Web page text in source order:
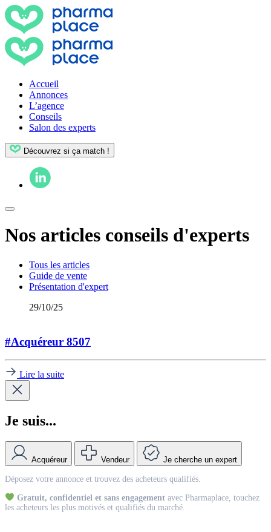
Accueil
Annonces
L’agence
Conseils
Salon des experts
Découvrez si ça match !
Nos articles conseils d'experts
Tous les articles
Guide de vente
Présentation d'expert
29/10/25
#Acquéreur 8507
Lire la suite
Je suis...
Acquéreur Vendeur Je cherche un expert
Vendeur
Déposez votre annonce et trouvez des acheteurs qualifiés.
Gratuit, confidentiel et sans engagement avec Pharmaplace, touchez
les acheteurs les plus motivés et qualifiés du marché.